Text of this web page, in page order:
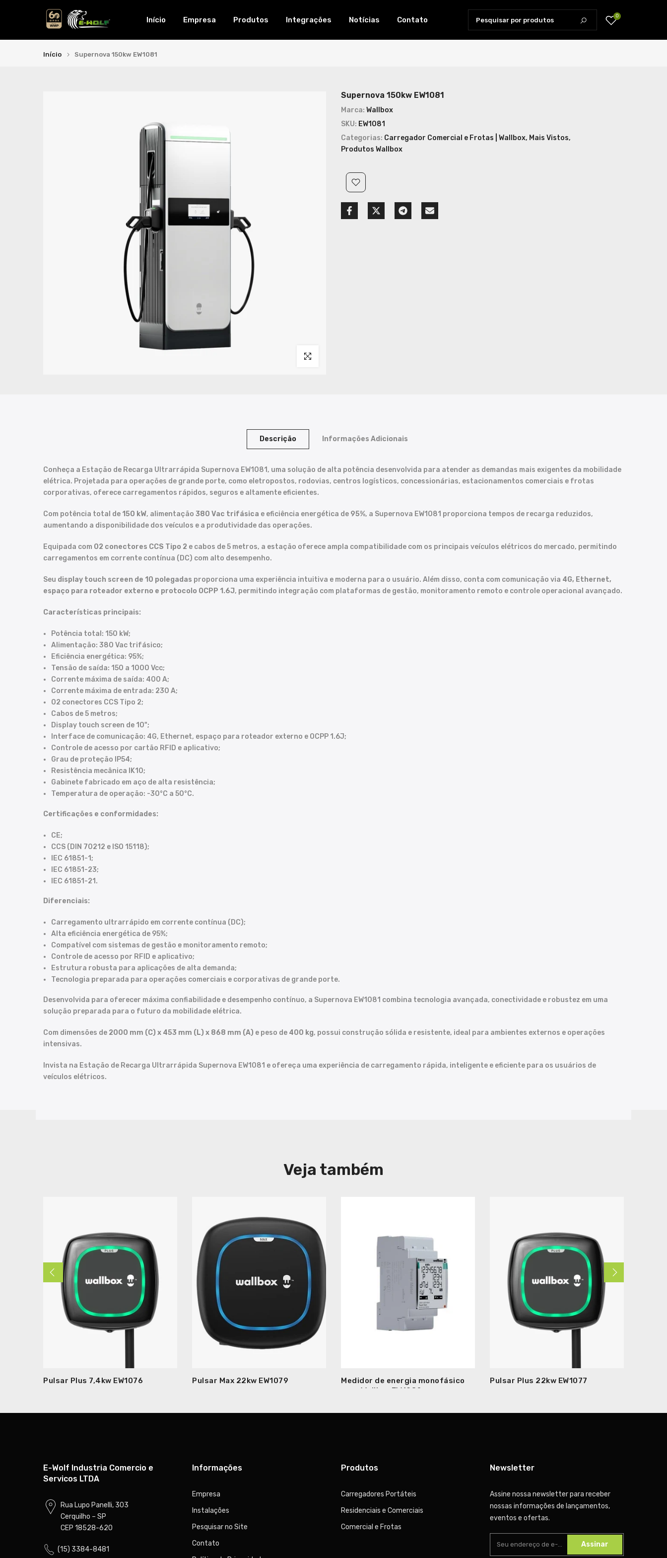
Início Empresa Produtos Integrações Notícias Contato 0
Início Supernova 150kw EW1081
Clique para ampliar
Supernova 150kw EW1081
Marca: Wallbox
SKU: EW1081
Categorias: Carregador Comercial e Frotas | Wallbox Mais Vistos
Produtos Wallbox
Descrição Informações Adicionais
Conheça a Estação de Recarga Ultrarrápida Supernova EW1081, uma solução de alta potência desenvolvida para atender as demandas mais exigentes da mobilidade
elétrica. Projetada para operações de grande porte, como eletropostos, rodovias, centros logísticos, concessionárias, estacionamentos comerciais e frotas
corporativas, oferece carregamentos rápidos, seguros e altamente eficientes.
Com potência total de 150 kW, alimentação 380 Vac trifásica e eficiência energética de 95%, a Supernova EW1081 proporciona tempos de recarga reduzidos,
aumentando a disponibilidade dos veículos e a produtividade das operações.
Equipada com 02 conectores CCS Tipo 2 e cabos de 5 metros, a estação oferece ampla compatibilidade com os principais veículos elétricos do mercado, permitindo
carregamentos em corrente contínua (DC) com alto desempenho.
Seu display touch screen de 10 polegadas proporciona uma experiência intuitiva e moderna para o usuário. Além disso, conta com comunicação via 4G, Ethernet,
espaço para roteador externo e protocolo OCPP 1.6J, permitindo integração com plataformas de gestão, monitoramento remoto e controle operacional avançado.
Características principais:
Potência total: 150 kW;
Alimentação: 380 Vac trifásico;
Eficiência energética: 95%;
Tensão de saída: 150 a 1000 Vcc;
Corrente máxima de saída: 400 A;
Corrente máxima de entrada: 230 A;
02 conectores CCS Tipo 2;
Cabos de 5 metros;
Display touch screen de 10";
Interface de comunicação: 4G, Ethernet, espaço para roteador externo e OCPP 1.6J;
Controle de acesso por cartão RFID e aplicativo;
Grau de proteção IP54;
Resistência mecânica IK10;
Gabinete fabricado em aço de alta resistência;
Temperatura de operação: -30°C a 50°C.
Certificações e conformidades:
CE;
CCS (DIN 70212 e ISO 15118);
IEC 61851-1;
IEC 61851-23;
IEC 61851-21.
Diferenciais:
Carregamento ultrarrápido em corrente contínua (DC);
Alta eficiência energética de 95%;
Compatível com sistemas de gestão e monitoramento remoto;
Controle de acesso por RFID e aplicativo;
Estrutura robusta para aplicações de alta demanda;
Tecnologia preparada para operações comerciais e corporativas de grande porte.
Desenvolvida para oferecer máxima confiabilidade e desempenho contínuo, a Supernova EW1081 combina tecnologia avançada, conectividade e robustez em uma
solução preparada para o futuro da mobilidade elétrica.
Com dimensões de 2000 mm (C) x 453 mm (L) x 868 mm (A) e peso de 400 kg, possui construção sólida e resistente, ideal para ambientes externos e operações
intensivas.
Invista na Estação de Recarga Ultrarrápida Supernova EW1081 e ofereça uma experiência de carregamento rápida, inteligente e eficiente para os usuários de
veículos elétricos.
Veja também
Pulsar Plus 7,4kw EW1076 Pulsar Max 22kw EW1079
Medidor de energia monofásico
para Wallbox EW1082
Pulsar Plus 22kw EW1077
E-Wolf Industria Comercio e
Servicos LTDA
Rua Lupo Panelli, 303
Cerquilho – SP
CEP 18528-620
(15) 3384-8481
Informações
Empresa
Instalações
Pesquisar no Site
Contato
Produtos
Carregadores Portáteis
Residenciais e Comerciais
Comercial e Frotas
Newsletter
Assine nossa newsletter para receber
nossas informações de lançamentos,
eventos e ofertas.
Assinar